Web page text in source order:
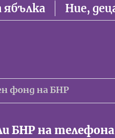
Ние,
фонд на БНР
БНР на телефона